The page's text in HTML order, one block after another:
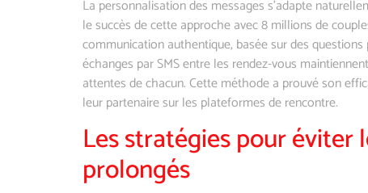
La personnalisation des messages s’adapte
le succès de cette approche avec 8 millions de
communication authentique, basée sur des
échanges par SMS entre les rendez-vous
attentes de chacun. Cette méthode a prouvé son
leur partenaire sur les plateformes de rencontre.
Les stratégies pour éviter
prolongés